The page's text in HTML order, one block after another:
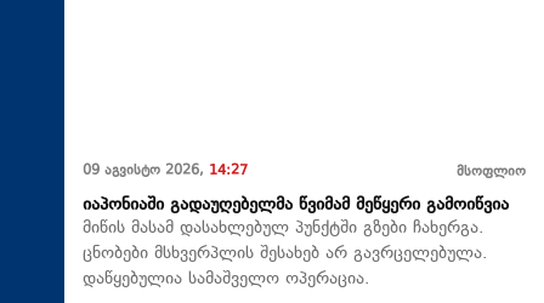
09 აგვისტო 2026, 14:27 მსოფლიო
იაპონიაში გადაუღებელმა წვიმამ მეწყერი გამოიწვია
მიწის მასამ დასახლებულ პუნქტში გზები ჩახერგა.
ცნობები მსხვერპლის შესახებ არ გავრცელებულა.
დაწყებულია სამაშველო ოპერაცია.